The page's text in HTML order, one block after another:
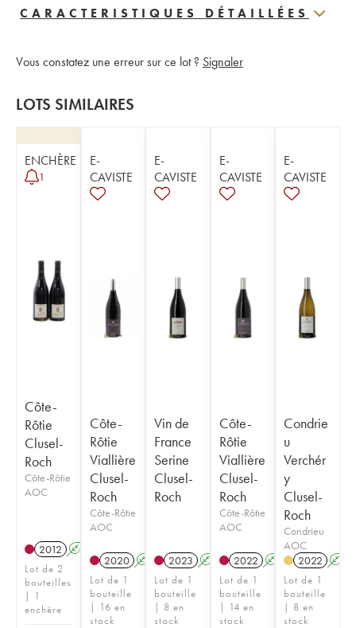
CARACTERISTIQUES DÉTAILLÉES
Vous constatez une erreur sur ce lot ? Signaler
LOTS SIMILAIRES
ENCHÈRE
1
Côte-
Rôtie
Clusel-
Roch
Côte-Rôtie
AOC
2012 A
Lot de 2
bouteilles
| 1
enchère
E-
CAVISTE
Côte-
Rôtie
Viallière
Clusel-
Roch
Côte-Rôtie
AOC
2020 A
Lot de 1
bouteille
| 16 en
stock
E-
CAVISTE
Vin de
France
Serine
Clusel-
Roch
2023 A
Lot de 1
bouteille
| 8 en
stock
E-
CAVISTE
Côte-
Rôtie
Viallière
Clusel-
Roch
Côte-Rôtie
AOC
2022 A
Lot de 1
bouteille
| 14 en
stock
E-
CAVISTE
Condrie
u
Verchér
y
Clusel-
Roch
Condrieu
AOC
2022 A
Lot de 1
bouteille
| 8 en
stock